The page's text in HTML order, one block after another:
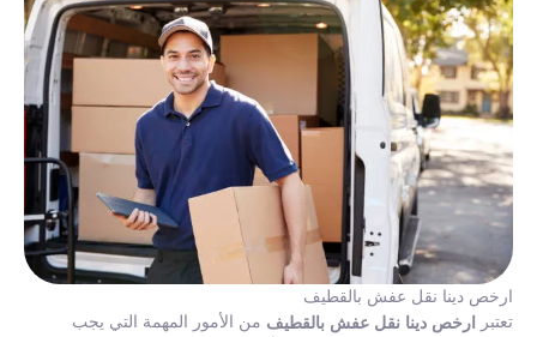
ارخص دينا نقل عفش بالقطيف
تعتبر
ارخص دينا نقل عفش بالقطيف من الأمور المهمة التي يجب